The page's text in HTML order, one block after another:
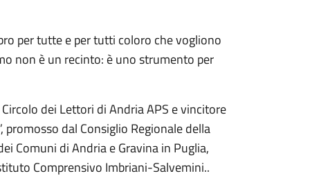
per tutte e per tutti coloro che vogliono
non è un recinto: è uno strumento per
dei Lettori di Andria APS e vincitore
promosso dal Consiglio Regionale della
Comuni di Andria e Gravina in Puglia,
Comprensivo Imbriani-Salvemini..